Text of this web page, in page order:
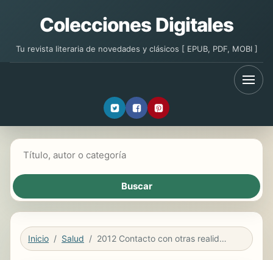
Colecciones Digitales
Tu revista literaria de novedades y clásicos [ EPUB, PDF, MOBI ]
Inicio Salud 2012 Contacto con otras realidades